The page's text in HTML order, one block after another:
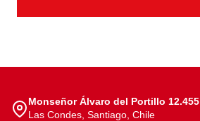
Monseñor Álvaro del Portillo 12.455
Las Condes, Santiago, Chile